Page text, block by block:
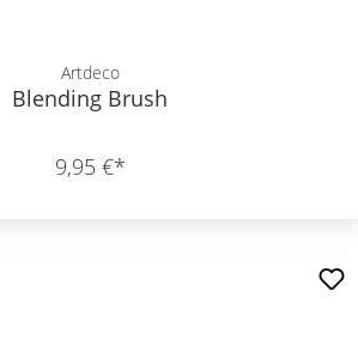
Artdeco
Blending Brush
9,95 €*